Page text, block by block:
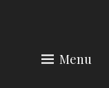
Menu